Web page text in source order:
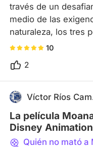
través de un
medio de las
naturaleza, los tres
través de sus
remontan a
regalarnos un
entre la animalidad
10
2
La película
Disney
obraQuién no mató a